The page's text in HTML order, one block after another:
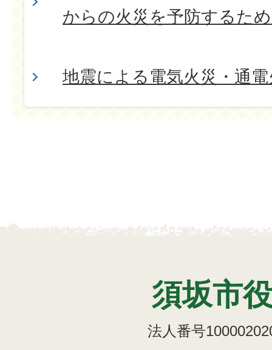
からの火災を予防するた
地震による電気火災・通
須坂市
法人番号